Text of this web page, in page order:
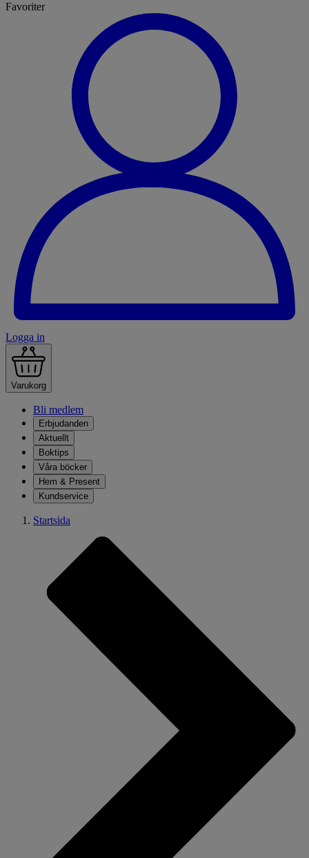
Favoriter
Logga in
Varukorg
Bli medlem
Erbjudanden
Aktuellt
Boktips
Våra böcker
Hem & Present
Kundservice
Startsida